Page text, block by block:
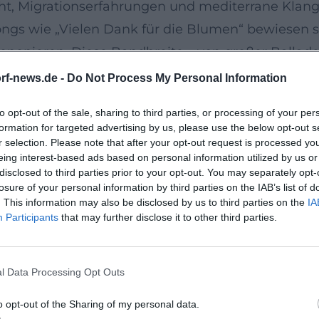
news.de - Do Not Process My Personal Information
opt-out of the sale, sharing to third parties, or processing of your
for targeted advertising by us, please use the below opt-out
selection. Please note that after your opt-out request is processed
interest-based ads based on personal information utilized by us
to third parties prior to your opt-out. You may separately
of your personal information by third parties on the IAB’s list of
This information may also be disclosed by us to third parties on the
Participants that may further disclose it to other third parties.
Data Processing Opt Outs
opt-out of the Sharing of my personal data.
Migrationserfahrungen und mediterrane
wie „Vielen Dank für die Blumen“
Diese Bandbreite – von großer
und dramaturgische Bögen
Orchester, präzise arrangierte
unter Beweis. Sein legendäres „weißer
Live-Produktionen mit symphonischer
und kompositorischer Souveränität
trug.
Chanson-Ton, Schlagerform und Pop-
Refrain-Architekturen, jedoch mit
erinnern. Er nutzte modulierende
für Textinterpretation lassen. Im Studio